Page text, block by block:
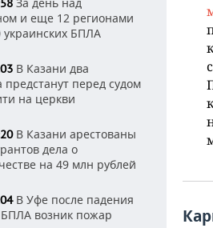
и еще 12 регионами
украинских БПЛА
В Казани два
предстанут перед судом
на церкви
В Казани арестованы
дела о
на 49 млн рублей
В Уфе после падения
возник пожар